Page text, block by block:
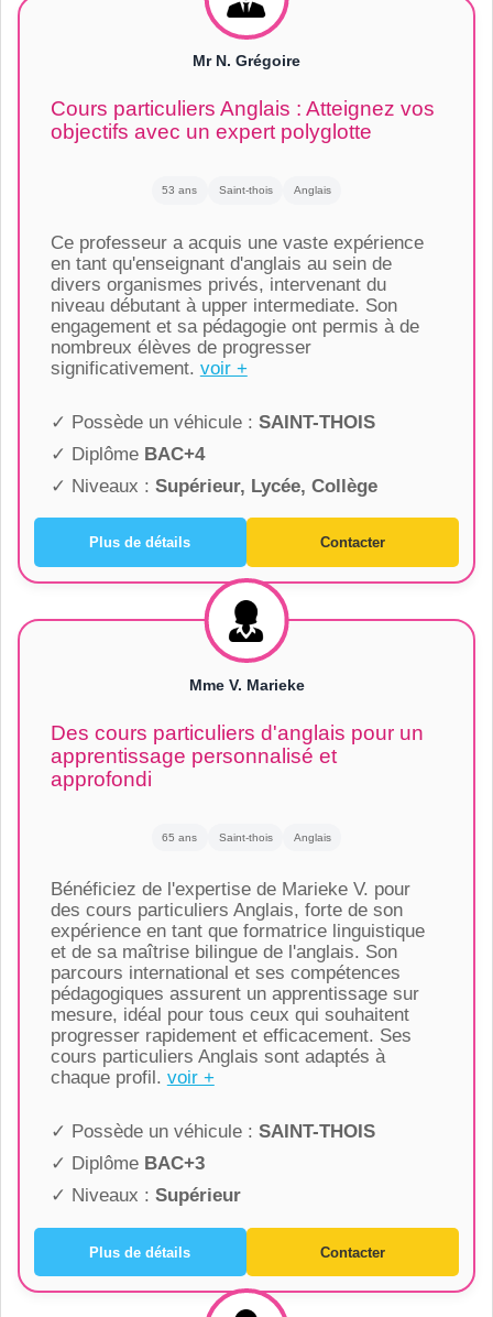
Mr N. Grégoire
Cours particuliers Anglais : Atteignez vos
objectifs avec un expert polyglotte
53 ans Saint-thois Anglais
Ce professeur a acquis une vaste expérience
en tant qu'enseignant d'anglais au sein de
divers organismes privés, intervenant du
niveau débutant à upper intermediate. Son
engagement et sa pédagogie ont permis à de
nombreux élèves de progresser
significativement. voir +
✓ Possède un véhicule : SAINT-THOIS
✓ Diplôme BAC+4
✓ Niveaux : Supérieur, Lycée, Collège
Plus de détails Contacter
Mme V. Marieke
Des cours particuliers d'anglais pour un
apprentissage personnalisé et
approfondi
65 ans Saint-thois Anglais
Bénéficiez de l'expertise de Marieke V. pour
des cours particuliers Anglais, forte de son
expérience en tant que formatrice linguistique
et de sa maîtrise bilingue de l'anglais. Son
parcours international et ses compétences
pédagogiques assurent un apprentissage sur
mesure, idéal pour tous ceux qui souhaitent
progresser rapidement et efficacement. Ses
cours particuliers Anglais sont adaptés à
chaque profil. voir +
✓ Possède un véhicule : SAINT-THOIS
✓ Diplôme BAC+3
✓ Niveaux : Supérieur
Plus de détails Contacter